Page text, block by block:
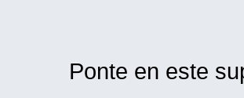
Ponte en este